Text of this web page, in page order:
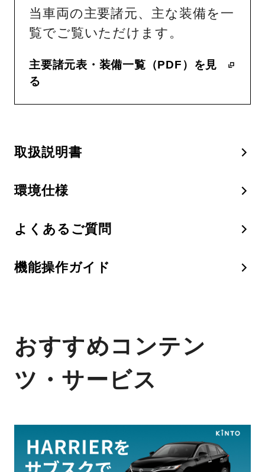
当車両の主要諸元、主な装備を一
覧でご覧いただけます。
主要諸元表・装備一覧（PDF）を見
る
取扱説明書
環境仕様
よくあるご質問
機能操作ガイド
おすすめコンテン
ツ・サービス